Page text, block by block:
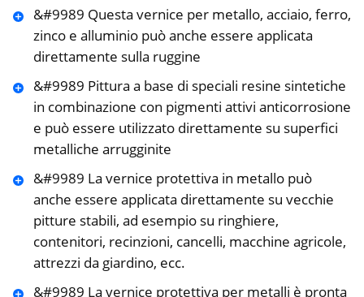
&#9989 Questa vernice per metallo, acciaio, ferro,
zinco e alluminio può anche essere applicata
direttamente sulla ruggine
&#9989 Pittura a base di speciali resine sintetiche
in combinazione con pigmenti attivi anticorrosione
e può essere utilizzato direttamente su superfici
metalliche arrugginite
&#9989 La vernice protettiva in metallo può
anche essere applicata direttamente su vecchie
pitture stabili, ad esempio su ringhiere,
contenitori, recinzioni, cancelli, macchine agricole,
attrezzi da giardino, ecc.
&#9989 La vernice protettiva per metalli è pronta